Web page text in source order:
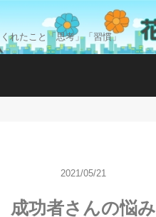
れたこと「思考」「習慣」
2021/05/21
成功者さんの悩み